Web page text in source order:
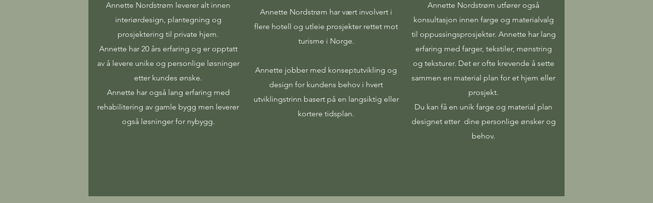
Annette Nordstrøm leverer alt innen
interiørdesign, plantegning og
prosjektering til private hjem.
Annette har 20 års erfaring og er opptatt
av å levere unike og personlige løsninger
etter kundes ønske.
Annette har også lang erfaring med
rehabilitering av gamle bygg men leverer
også løsninger for nybygg.
Annette Nordstrøm har vært involvert i
flere hotell og utleie prosjekter rettet mot
turisme i Norge.
Annette jobber med konseptutvikling og
design for kundens behov i hvert
utviklingstrinn basert på en langsiktig eller
kortere tidsplan.
Annette Nordstrøm utfører også
konsultasjon innen farge og materialvalg
til oppussingsprosjekter. Annette har lang
erfaring med farger, tekstiler, mønstring
og teksturer. Det er ofte krevende å sette
sammen en material plan for et hjem eller
prosjekt.
Du kan få en unik farge og material plan
designet etter dine personlige ønsker og
behov.